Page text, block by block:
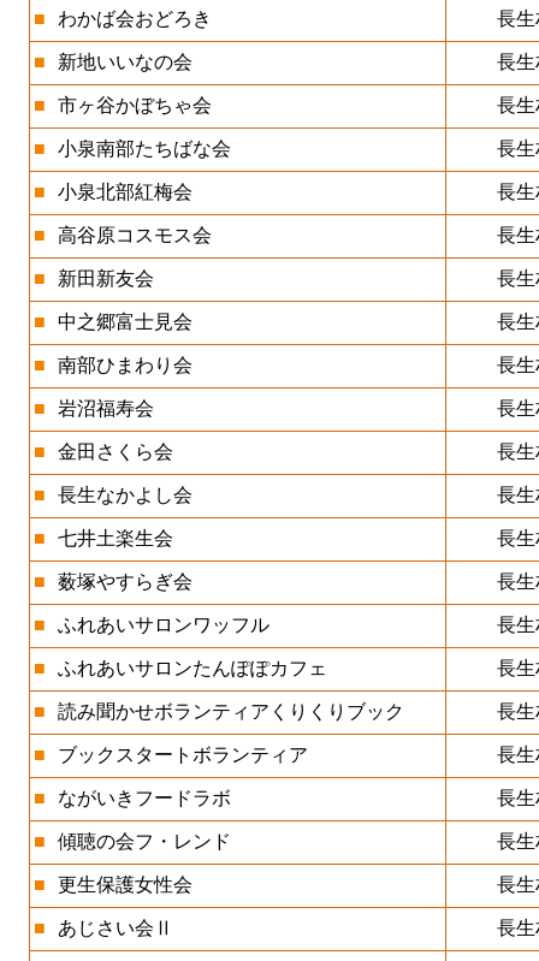
■ わかば会おどろき 長生
■ 新地いいなの会 長生
■ 市ヶ谷かぼちゃ会 長生
■ 小泉南部たちばな会 長生
■ 小泉北部紅梅会 長生
■ 高谷原コスモス会 長生
■ 新田新友会 長生
■ 中之郷富士見会 長生
■ 南部ひまわり会 長生
■ 岩沼福寿会 長生
■ 金田さくら会 長生
■ 長生なかよし会 長生
■ 七井土楽生会 長生
■ 薮塚やすらぎ会 長生
■ ふれあいサロンワッフル 長生
■ ふれあいサロンたんぽぽカフェ 長生
■ 読み聞かせボランティアくりくりブック 長生
■ ブックスタートボランティア 長生
■ ながいきフードラボ 長生
■ 傾聴の会フ・レンド 長生
■ 更生保護女性会 長生
■ あじさい会Ⅱ 長生